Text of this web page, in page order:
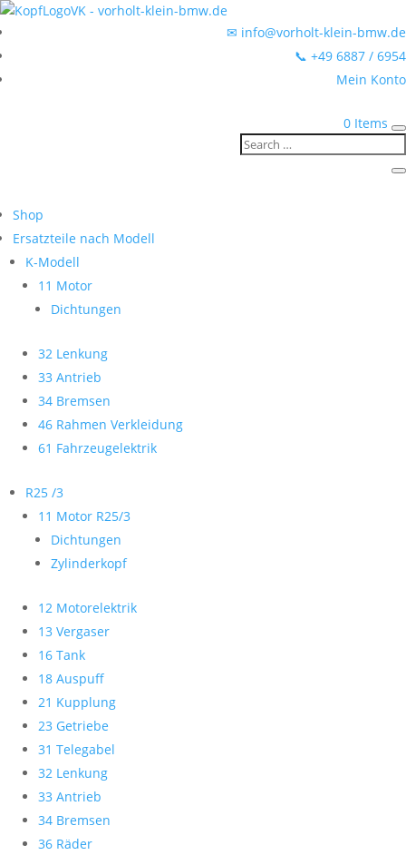
✉ info@vorholt-klein-bmw.de
📞 +49 6887 / 6954
Mein Konto
0 Items
Shop
Ersatzteile nach Modell
K-Modell
11 Motor
Dichtungen
32 Lenkung
33 Antrieb
34 Bremsen
46 Rahmen Verkleidung
61 Fahrzeugelektrik
R25 /3
11 Motor R25/3
Dichtungen
Zylinderkopf
12 Motorelektrik
13 Vergaser
16 Tank
18 Auspuff
21 Kupplung
23 Getriebe
31 Telegabel
32 Lenkung
33 Antrieb
34 Bremsen
36 Räder